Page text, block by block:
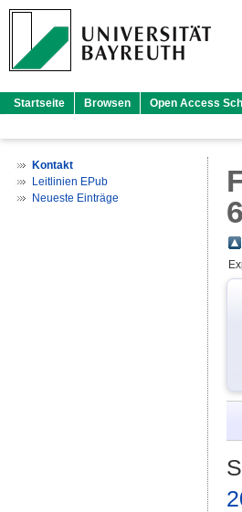
Startseite Browsen Open Access
Kontakt
Leitlinien EPub
Neueste Einträge